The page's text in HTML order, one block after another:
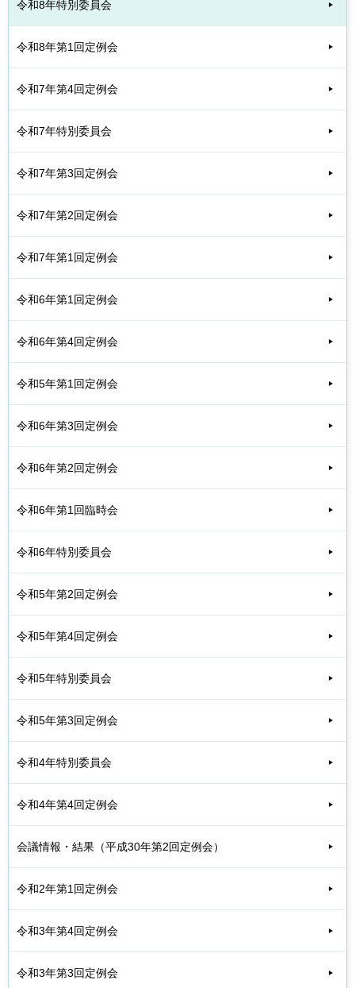
令和8年特別委員会
令和8年第1回定例会
令和7年第4回定例会
令和7年特別委員会
令和7年第3回定例会
令和7年第2回定例会
令和7年第1回定例会
令和6年第1回定例会
令和6年第4回定例会
令和5年第1回定例会
令和6年第3回定例会
令和6年第2回定例会
令和6年第1回臨時会
令和6年特別委員会
令和5年第2回定例会
令和5年第4回定例会
令和5年特別委員会
令和5年第3回定例会
令和4年特別委員会
令和4年第4回定例会
会議情報・結果（平成30年第2回定例会）
令和2年第1回定例会
令和3年第4回定例会
令和3年第3回定例会